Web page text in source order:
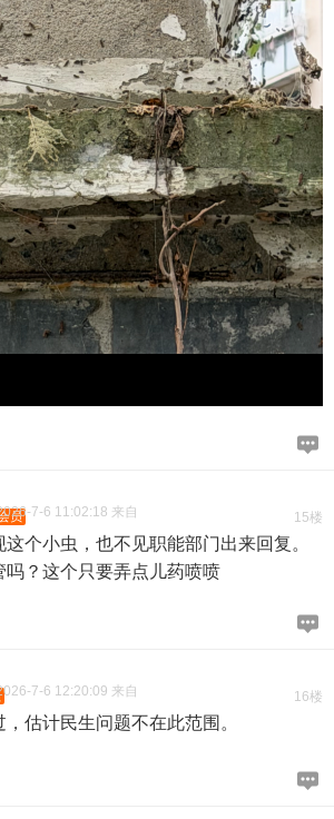
15楼
员 7-6 11:02:18 来自
个小虫，也不见职能部门出来回复。
吗？这个只要弄点儿药喷喷
16楼
7-6 12:20:09 来自
估计民生问题不在此范围。